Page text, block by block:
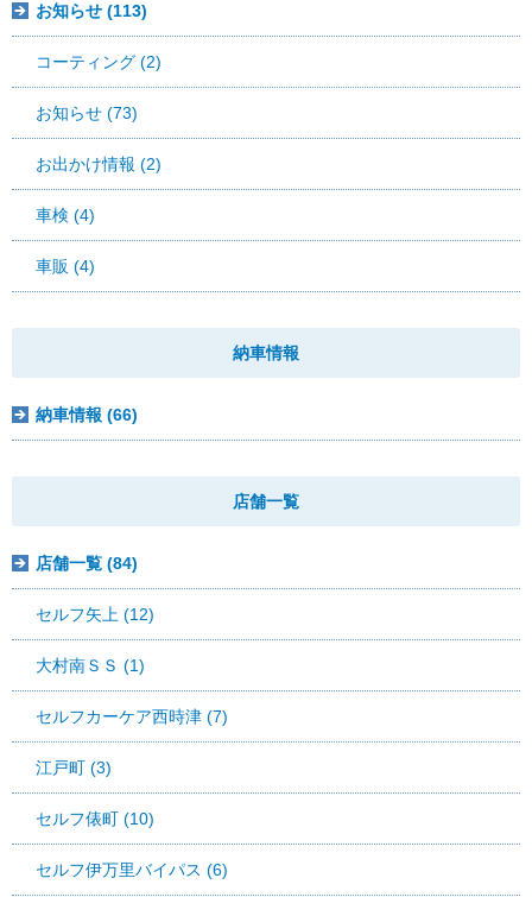
お知らせ (113)
コーティング (2)
お知らせ (73)
お出かけ情報 (2)
車検 (4)
車販 (4)
納車情報
納車情報 (66)
店舗一覧
店舗一覧 (84)
セルフ矢上 (12)
大村南ＳＳ (1)
セルフカーケア西時津 (7)
江戸町 (3)
セルフ俵町 (10)
セルフ伊万里バイパス (6)